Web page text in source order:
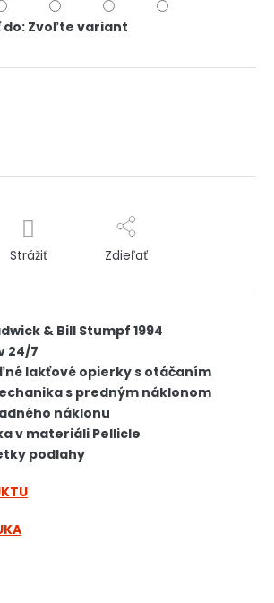
do: Zvoľte variant
& Bill Stumpf 1994
24/7
lakťové opierky s otáčaním
s predným náklonom
náklonu
v materiáli Pellicle
podlahy
Strážiť Zdieľať